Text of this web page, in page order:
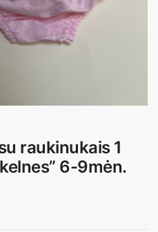
raukinukais 1
6-9mėn.